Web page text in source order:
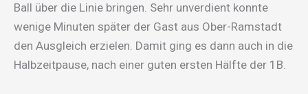
Ball über die Linie bringen. Sehr unverdient konnte
wenige Minuten später der Gast aus Ober-Ramstadt
den Ausgleich erzielen. Damit ging es dann auch in die
Halbzeitpause, nach einer guten ersten Hälfte der 1B.